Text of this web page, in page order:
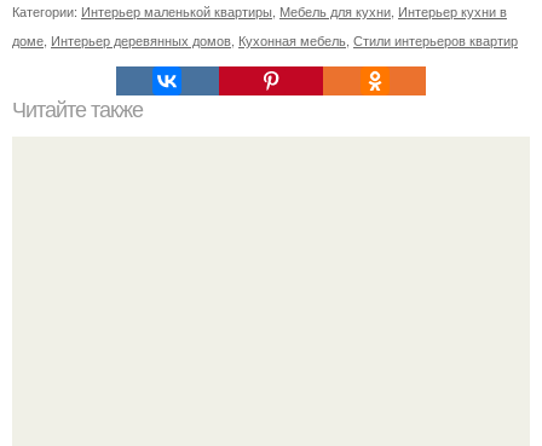
Категории: Интерьер маленькой квартиры, Мебель для кухни, Интерьер кухни в
доме, Интерьер деревянных домов, Кухонная мебель, Стили интерьеров квартир
Читайте также